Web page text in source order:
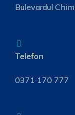
Bulevardul
Telefon
0371 170 777